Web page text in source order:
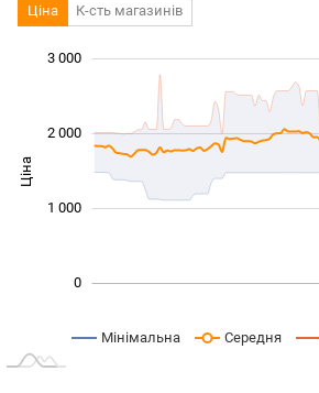
Ціна К-сть магазинів
Ціна
0
1 000
2 000
3 000
Мінімальна Середня